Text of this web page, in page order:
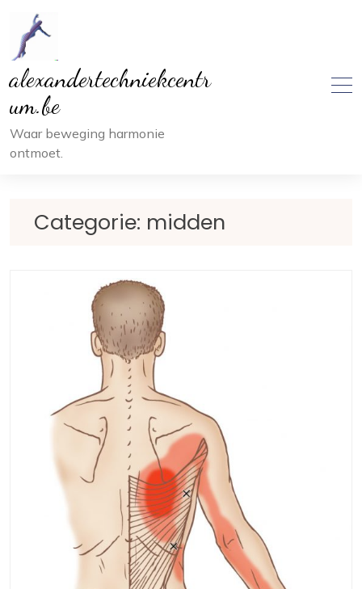
inhoud
alexandertechniekcentr
um.be
Waar beweging harmonie
ontmoet.
Categorie: midden